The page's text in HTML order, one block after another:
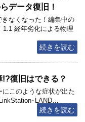
データ復旧！
なくなった！編集中の
1.1 経年劣化による物理
続きを読む
復旧はできる？
このような症状が出た
･LAND…
続きを読む